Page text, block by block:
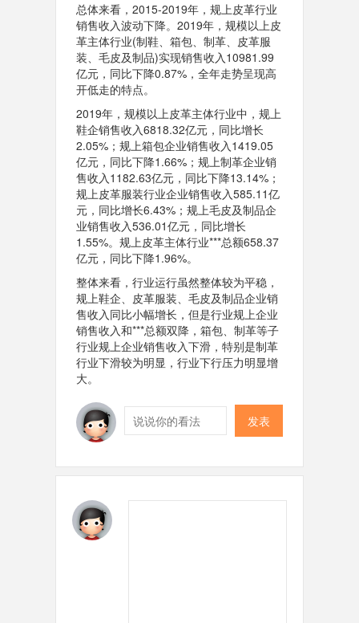
总体来看，2015-2019年，规上皮革行业
销售收入波动下降。2019年，规模以上皮
革主体行业(制鞋、箱包、制革、皮革服
装、毛皮及制品)实现销售收入10981.99
亿元，同比下降0.87%，全年走势呈现高
开低走的特点。
2019年，规模以上皮革主体行业中，规上
鞋企销售收入6818.32亿元，同比增长
2.05%；规上箱包企业销售收入1419.05
亿元，同比下降1.66%；规上制革企业销
售收入1182.63亿元，同比下降13.14%；
规上皮革服装行业企业销售收入585.11亿
元，同比增长6.43%；规上毛皮及制品企
业销售收入536.01亿元，同比增长
1.55%。规上皮革主体行业***总额658.37
亿元，同比下降1.96%。
整体来看，行业运行虽然整体较为平稳，
规上鞋企、皮革服装、毛皮及制品企业销
售收入同比小幅增长，但是行业规上企业
销售收入和***总额双降，箱包、制革等子
行业规上企业销售收入下滑，特别是制革
行业下滑较为明显，行业下行压力明显增
大。
发表